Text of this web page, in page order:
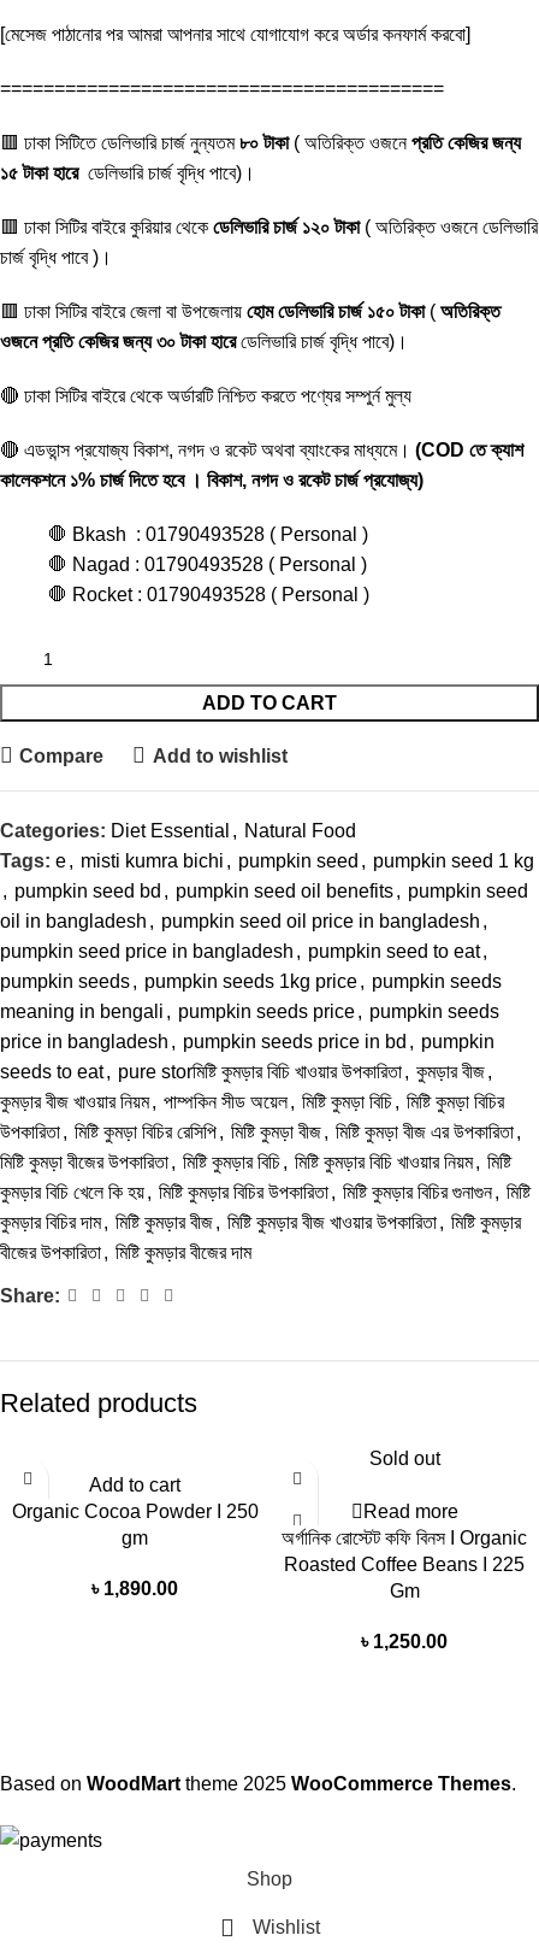
[মেসেজ পাঠানোর পর আমরা আপনার সাথে যোগাযোগ করে অর্ডার কনফার্ম করবো]
=========================================
🟥 ঢাকা সিটিতে ডেলিভারি চার্জ নুন্যতম৮০ টাকা( অতিরিক্ত ওজনেপ্রতি কেজির জন্য
১৫ টাকা হারে ডেলিভারি চার্জ বৃদ্ধি পাবে)।
🟥 ঢাকা সিটির বাইরে কুরিয়ার থেকে ডেলিভারি চার্জ ১২০ টাকা( অতিরিক্ত ওজনে ডেলিভারি
চার্জ বৃদ্ধি পাবে )।
🟥 ঢাকা সিটির বাইরে জেলা বা উপজেলায় হোম ডেলিভারি চার্জ ১৫০ টাকা ( অতিরিক্ত
ওজনে প্রতি কেজির জন্য ৩০ টাকা হারেডেলিভারি চার্জ বৃদ্ধি পাবে)।
🔴 ঢাকা সিটির বাইরে থেকে অর্ডারটি নিশ্চিত করতে পণ্যের সম্পুর্ন মুল্য
🔴 এডভান্স প্রযোজ্য বিকাশ, নগদ ও রকেট অথবা ব্যাংকের মাধ্যমে। (COD তে ক্যাশ
কালেকশনে ১% চার্জ দিতে হবে । বিকাশ, নগদ ও রকেট চার্জ প্রযোজ্য)
🛑 Bkash : 01790493528 ( Personal )
🛑 Nagad : 01790493528 ( Personal )
🛑 Rocket : 01790493528 ( Personal )
ADD TO CART
Compare Add to wishlist
Categories: Diet Essential , Natural Food
Tags: e, misti kumra bichi , pumpkin seed , pumpkin seed 1 kg
, pumpkin seed bd , pumpkin seed oil benefits, pumpkin seed
oil in bangladesh , pumpkin seed oil price in bangladesh ,
pumpkin seed price in bangladesh , pumpkin seed to eat,
pumpkin seeds, pumpkin seeds 1kg price, pumpkin seeds
meaning in bengali , pumpkin seeds price, pumpkin seeds
price in bangladesh , pumpkin seeds price in bd , pumpkin
seeds to eat, pure storমিষ্টি কুমড়ার বিচি খাওয়ার উপকারিতা, কুমড়ার বীজ,
কুমড়ার বীজ খাওয়ার নিয়ম, পাম্পকিন সীড অয়েল, মিষ্টি কুমড়া বিচি, মিষ্টি কুমড়া বিচির
উপকারিতা, মিষ্টি কুমড়া বিচির রেসিপি, মিষ্টি কুমড়া বীজ, মিষ্টি কুমড়া বীজ এর উপকারিতা,
মিষ্টি কুমড়া বীজের উপকারিতা, মিষ্টি কুমড়ার বিচি, মিষ্টি কুমড়ার বিচি খাওয়ার নিয়ম, মিষ্টি
কুমড়ার বিচি খেলে কি হয়, মিষ্টি কুমড়ার বিচির উপকারিতা, মিষ্টি কুমড়ার বিচির গুনাগুন, মিষ্টি
কুমড়ার বিচির দাম, মিষ্টি কুমড়ার বীজ, মিষ্টি কুমড়ার বীজ খাওয়ার উপকারিতা, মিষ্টি কুমড়ার
বীজের উপকারিতা, মিষ্টি কুমড়ার বীজের দাম
Share:
Related products
Add to cart
Organic Cocoa Powder I 250
gm
৳ 1,890.00
Sold out
Read more
অর্গানিক রোস্টেট কফি বিনস I Organic
Roasted Coffee Beans I 225
Gm
৳ 1,250.00
Based on WoodMart theme 2025 WooCommerce Themes.
Shop
Wishlist